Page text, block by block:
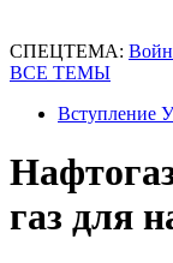
СПЕЦТЕМА:
ВСЕ ТЕМЫ
Вступление
газ для